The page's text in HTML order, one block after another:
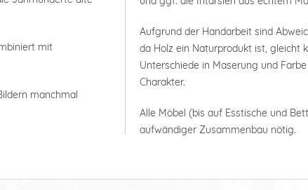
mit
manchmal
Aufgrund der Handarbeit sind
da Holz ein Naturprodukt ist, gleicht
Unterschiede in Maserung und
Charakter.
Alle Möbel (bis auf Esstische und
aufwändiger Zusammenbau nötig.